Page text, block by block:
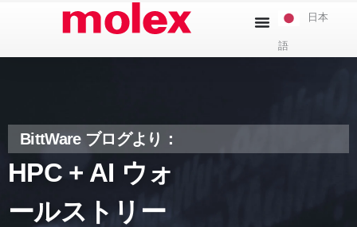
日本
語
BittWare ブログより：
HPC + AI ウォ
ールストリー